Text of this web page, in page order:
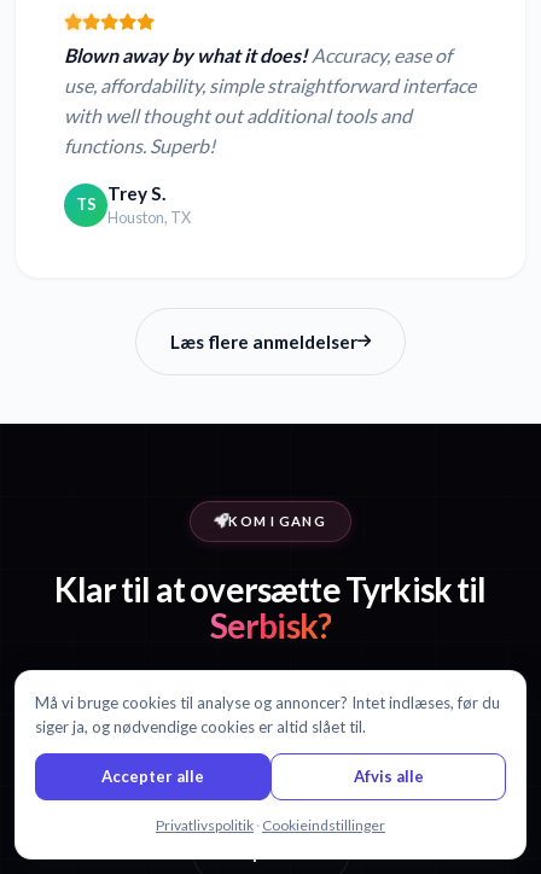
Blown away by what it does!Accuracy, ease of
use, affordability, simple straightforward interface
with well thought out additional tools and
functions. Superb!
TS Trey S.
Houston, TX
Læs flere anmeldelser
KOM I GANG
Klar til at oversætte Tyrkisk til
Serbisk?
Start med 30 minutter gratis. Intet kreditkort kræves.
Start gratis oversættelse
Må vi bruge cookies til analyse og annoncer? Intet indlæses, før du
siger ja, og nødvendige cookies er altid slået til.
Accepter alle Afvis alle
Privatlivspolitik · Cookieindstillinger